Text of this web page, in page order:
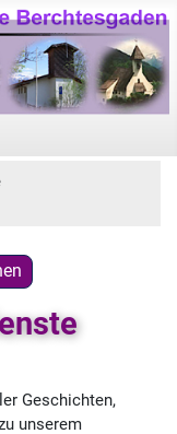
Geschichten,
unserem